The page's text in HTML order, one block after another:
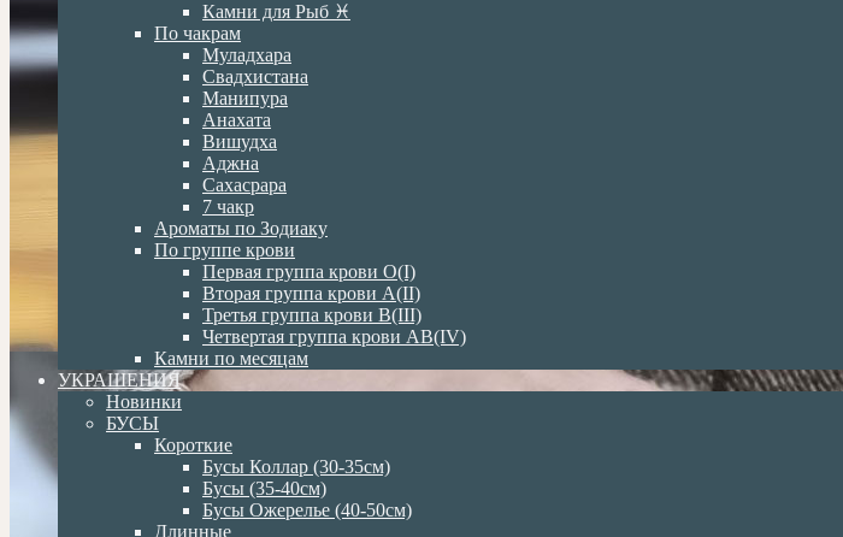
Камни для Рыб ♓️
По чакрам
Муладхара
Свадхистана
Манипура
Анахата
Вишудха
Аджна
Сахасрара
7 чакр
Ароматы по Зодиаку
По группе крови
Первая группа крови О(I)
Вторая группа крови А(II)
Третья группа крови В(III)
Четвертая группа крови АВ(IV)
Камни по месяцам
УКРАШЕНИЯ
Новинки
БУСЫ
Короткие
Бусы Коллар (30-35см)
Бусы (35-40см)
Бусы Ожерелье (40-50см)
Длинные